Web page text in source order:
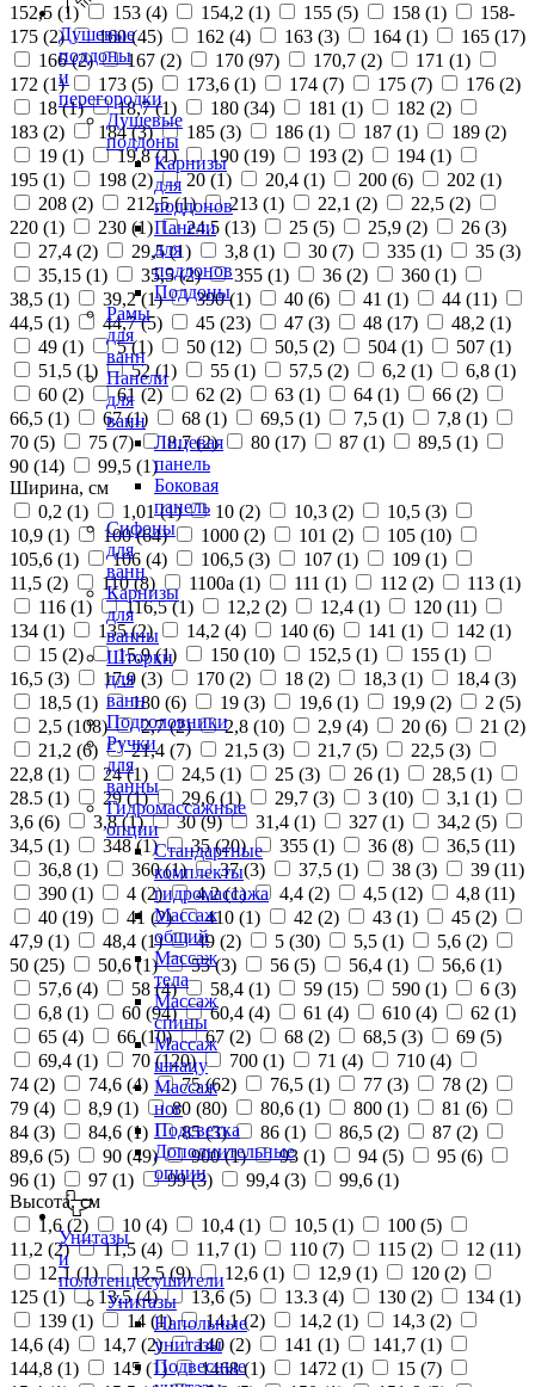
Душевые
поддоны
и
перегородки
Душевые
поддоны
Карнизы
для
поддонов
Панели
для
поддонов
Поддоны
Рамы
для
ванн
Панели
для
ванн
Лицевая
панель
Боковая
панель
Сифоны
для
ванн
Карнизы
для
ванны
Шторки
для
ванн
Подголовники
Ручки
для
ванны
Гидромассажные
опции
Стандартные
комплекты
гидромассажа
Массаж
общий
Массаж
тела
Массаж
спины
Массаж
шиацу
Массаж
ног
Подсветка
Дополнительные
опции
Унитазы
и
полотенцесушители
Унитазы
Напольные
унитазы
Подвесные
152,5 (1) 153 (4) 154,2 (1) 155 (5) 158 (1)
158-
175 (2) 160 (45) 162 (4) 163 (3) 164 (1) 165 (17)
166 (2) 167 (2) 170 (97) 170,7 (2) 171 (1)
172 (1) 173 (5) 173,6 (1) 174 (7) 175 (7) 176 (2)
18 (1) 18,7 (1) 180 (34) 181 (1) 182 (2)
183 (2) 184 (3) 185 (3) 186 (1) 187 (1) 189 (2)
19 (1) 19,8 (1) 190 (19) 193 (2) 194 (1)
195 (1) 198 (2) 20 (1) 20,4 (1) 200 (6) 202 (1)
208 (2) 212,5 (1) 213 (1) 22,1 (2) 22,5 (2)
220 (1) 230 (1) 24,5 (13) 25 (5) 25,9 (2) 26 (3)
27,4 (2) 29,5 (1) 3,8 (1) 30 (7) 335 (1) 35 (3)
35,15 (1) 35,5 (2) 355 (1) 36 (2) 360 (1)
38,5 (1) 39,2 (1) 390 (1) 40 (6) 41 (1) 44 (11)
44,5 (1) 44,7 (5) 45 (23) 47 (3) 48 (17) 48,2 (1)
49 (1) 5 (1) 50 (12) 50,5 (2) 504 (1) 507 (1)
51,5 (1) 52 (1) 55 (1) 57,5 (2) 6,2 (1) 6,8 (1)
60 (2) 61 (2) 62 (2) 63 (1) 64 (1) 66 (2)
66,5 (1) 67 (1) 68 (1) 69,5 (1) 7,5 (1) 7,8 (1)
70 (5) 75 (7) 8,7 (2) 80 (17) 87 (1) 89,5 (1)
90 (14) 99,5 (1)
Ширина, см
0,2 (1) 1,01 (1) 10 (2) 10,3 (2) 10,5 (3)
10,9 (1) 100 (64) 1000 (2) 101 (2) 105 (10)
105,6 (1) 106 (4) 106,5 (3) 107 (1) 109 (1)
11,5 (2) 110 (8) 1100а (1) 111 (1) 112 (2) 113 (1)
116 (1) 116,5 (1) 12,2 (2) 12,4 (1) 120 (11)
134 (1) 135 (2) 14,2 (4) 140 (6) 141 (1) 142 (1)
15 (2) 15,9 (1) 150 (10) 152,5 (1) 155 (1)
16,5 (3) 17,9 (3) 170 (2) 18 (2) 18,3 (1) 18,4 (3)
18,5 (1) 180 (6) 19 (3) 19,6 (1) 19,9 (2) 2 (5)
2,5 (108) 2,7 (2) 2,8 (10) 2,9 (4) 20 (6) 21 (2)
21,2 (6) 21,4 (7) 21,5 (3) 21,7 (5) 22,5 (3)
22,8 (1) 24 (1) 24,5 (1) 25 (3) 26 (1) 28,5 (1)
28.5 (1) 29 (1) 29,6 (1) 29,7 (3) 3 (10) 3,1 (1)
3,6 (6) 3,8 (1) 30 (9) 31,4 (1) 327 (1) 34,2 (5)
34,5 (1) 348 (1) 35 (20) 355 (1) 36 (8) 36,5 (11)
36,8 (1) 360 (1) 37 (3) 37,5 (1) 38 (3) 39 (11)
390 (1) 4 (2) 4,2 (1) 4,4 (2) 4,5 (12) 4,8 (11)
40 (19) 41 (2) 410 (1) 42 (2) 43 (1) 45 (2)
47,9 (1) 48,4 (1) 49 (2) 5 (30) 5,5 (1) 5,6 (2)
50 (25) 50,6 (1) 55 (3) 56 (5) 56,4 (1) 56,6 (1)
57,6 (4) 58 (4) 58,4 (1) 59 (15) 590 (1) 6 (3)
6,8 (1) 60 (94) 60,4 (4) 61 (4) 610 (4) 62 (1)
65 (4) 66 (10) 67 (2) 68 (2) 68,5 (3) 69 (5)
69,4 (1) 70 (120) 700 (1) 71 (4) 710 (4)
74 (2) 74,6 (4) 75 (62) 76,5 (1) 77 (3) 78 (2)
79 (4) 8,9 (1) 80 (80) 80,6 (1) 800 (1) 81 (6)
84 (3) 84,6 (1) 85 (3) 86 (1) 86,5 (2) 87 (2)
89,6 (5) 90 (49) 900 (1) 93 (1) 94 (5) 95 (6)
96 (1) 97 (1) 99 (3) 99,4 (3) 99,6 (1)
Высота, см
1,6 (2) 10 (4) 10,4 (1) 10,5 (1) 100 (5)
11,2 (2) 11,5 (4) 11,7 (1) 110 (7) 115 (2) 12 (11)
12,1 (1) 12,5 (9) 12,6 (1) 12,9 (1) 120 (2)
125 (1) 13,5 (4) 13,6 (5) 13.3 (4) 130 (2) 134 (1)
139 (1) 14 (1) 14,1 (2) 14,2 (1) 14,3 (2)
14,6 (4) 14,7 (2) 140 (2) 141 (1) 141,7 (1)
144,8 (1) 145 (1) 1468 (1) 1472 (1) 15 (7)